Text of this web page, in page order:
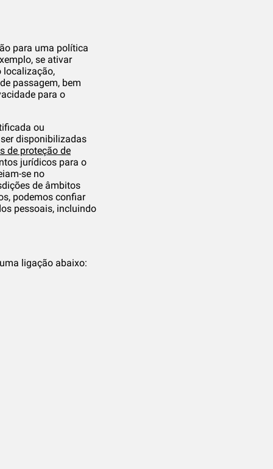
para uma política
se ativar
localização,
passagem, bem
para o
ou
disponibilizadas
de proteção de
jurídicos para o
se no
de âmbitos
podemos confiar
pessoais, incluindo
ligação abaixo: